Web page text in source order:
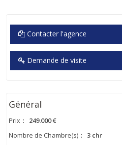
Contacter l'agence
Demande de visite
Général
Prix :
249.000 €
Nombre de Chambre(s) : 3 chr